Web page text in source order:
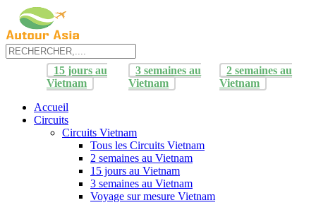
15 jours au
Vietnam
3 semaines au
Vietnam
2 semaines au
Vietnam
Accueil
Circuits
Circuits Vietnam
Tous les Circuits Vietnam
2 semaines au Vietnam
15 jours au Vietnam
3 semaines au Vietnam
Voyage sur mesure Vietnam